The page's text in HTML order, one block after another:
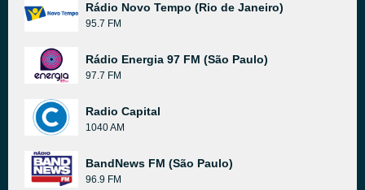
Rádio Novo Tempo (Rio de Janeiro)
95.7 FM
Rádio Energia 97 FM (São Paulo)
97.7 FM
Radio Capital
1040 AM
BandNews FM (São Paulo)
96.9 FM